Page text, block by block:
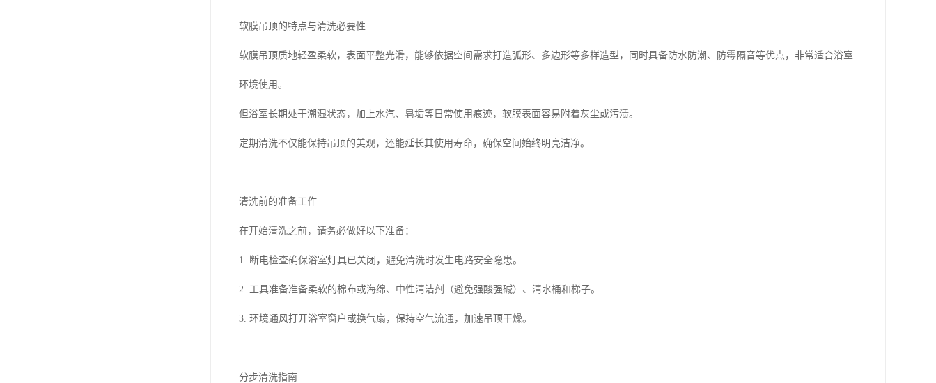
软膜吊顶的特点与清洗必要性
软膜吊顶质地轻盈柔软，表面平整光滑，能够依据空间需求打造弧形、多边形等多样造型，同时具备防水防潮、防霉隔音等优点，非常适合浴室
环境使用。
但浴室长期处于潮湿状态，加上水汽、皂垢等日常使用痕迹，软膜表面容易附着灰尘或污渍。
定期清洗不仅能保持吊顶的美观，还能延长其使用寿命，确保空间始终明亮洁净。
清洗前的准备工作
在开始清洗之前，请务必做好以下准备：
1. 断电检查确保浴室灯具已关闭，避免清洗时发生电路安全隐患。
2. 工具准备准备柔软的棉布或海绵、中性清洁剂（避免强酸强碱）、清水桶和梯子。
3. 环境通风打开浴室窗户或换气扇，保持空气流通，加速吊顶干燥。
分步清洗指南